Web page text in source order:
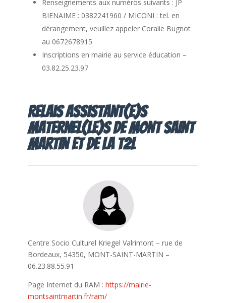
Renseignements aux numéros suivants : JP
BIENAIME : 0382241960 / MICONI : tel. en
dérangement, veuillez appeler Coralie Bugnot
au 0672678915
Inscriptions en mairie au service éducation –
03.82.25.23.97
Relais Assistant(e)s
Maternel(le)s de MONT SAINT
MARTIN et de la T2L
Centre Socio Culturel Kriegel Valrimont – rue de
Bordeaux, 54350, MONT-SAINT-MARTIN –
06.23.88.55.91
Page Internet du RAM : https://mairie-
montsaintmartin.fr/ram/